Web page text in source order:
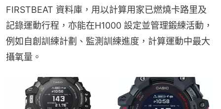
FIRSTBEAT 資料庫，用以計算用家已燃燒卡路里及
記錄運動行程，亦能在H1000 設定並管理鍛練活動，
例如自創訓練計劃、監測訓練進度，計算運動中最大
攝氧量。